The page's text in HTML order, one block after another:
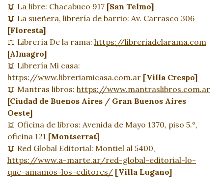
📖 La libre: Chacabuco 917 [San Telmo]
📖 La sueñera, librería de barrio: Av. Carrasco 306
[Floresta]
📖 Librería De la rama: https://libreriadelarama.com
[Almagro]
📖 Librería Mi casa:
https://www.libreriamicasa.com.ar [Villa Crespo]
📖 Mantras libros: https://www.mantraslibros.com.ar
[Ciudad de Buenos Aires / Gran Buenos Aires
Oeste]
📖 Oficina de libros: Avenida de Mayo 1370, piso 5.°,
oficina 121 [Montserrat]
📖 Red Global Editorial: Montiel al 5400,
https://www.a-marte.ar/red-global-editorial-lo-
que-amamos-los-editores/ [Villa Lugano]